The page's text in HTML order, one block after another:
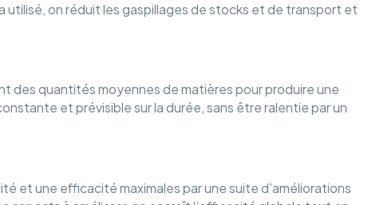
utilisé, on réduit les gaspillages de stocks et de transport et
des quantités moyennes de matières pour produire une
et prévisible sur la durée, sans être ralentie par un
et une efficacité maximales par une suite d’améliorations